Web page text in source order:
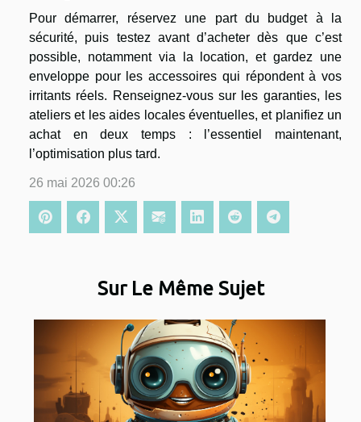
Sur Le Même Sujet
Pour démarrer, réservez une part du budget à la
sécurité, puis testez avant d’acheter dès que c’est
possible, notamment via la location, et gardez une
enveloppe pour les accessoires qui répondent à vos
irritants réels. Renseignez-vous sur les garanties, les
ateliers et les aides locales éventuelles, et planifiez un
achat en deux temps : l’essentiel maintenant,
l’optimisation plus tard.
26 mai 2026 00:26